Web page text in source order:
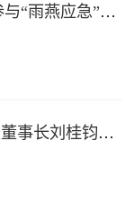
中电金骏受邀参与“雨燕应急”2026年度会议 协同打造空中应急力量
喜报 | 中电金骏董事长刘桂钧获雷锋街道第四届“雷锋榜样”模范人物称号